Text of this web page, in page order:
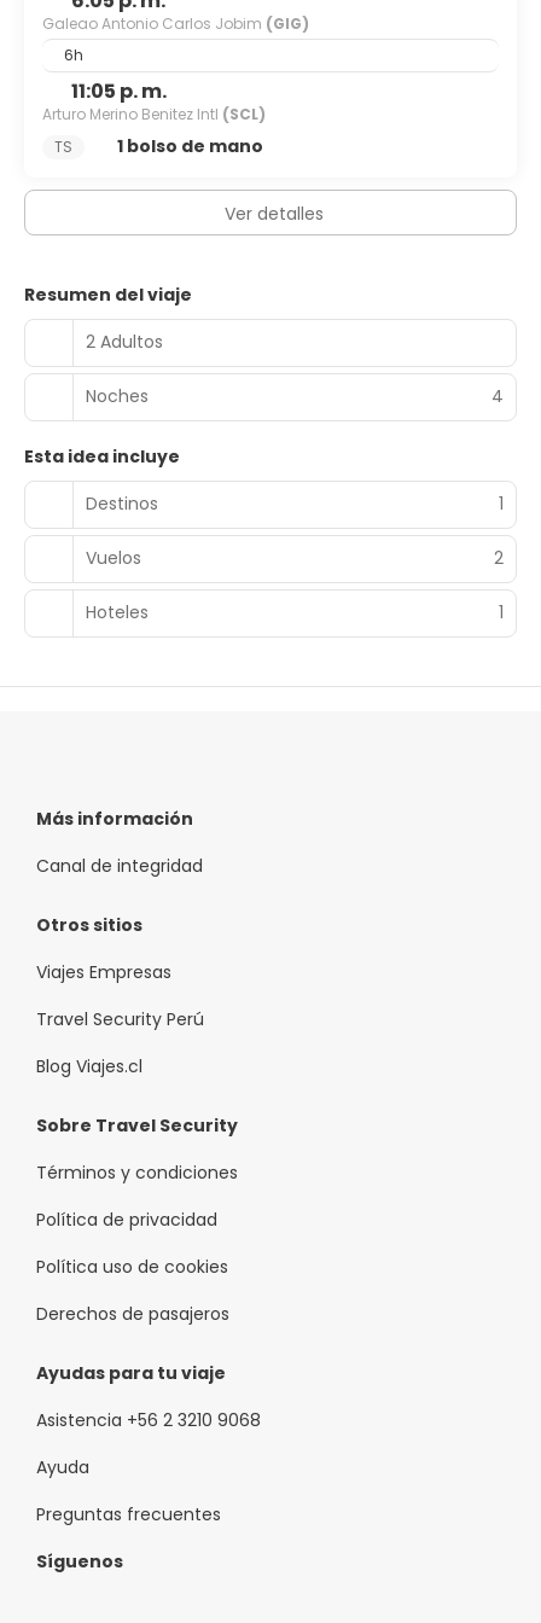
Galeao Antonio Carlos Jobim (GIG)
6h
11:05 p. m.
Arturo Merino Benitez Intl (SCL)
TS
1 bolso de mano
Ver detalles
Resumen del viaje
2 Adultos
Noches 4
Esta idea incluye
Destinos
1
Vuelos 2
Hoteles 1
Más información
Canal de integridad
Otros sitios
Viajes Empresas
Travel Security Perú
Blog Viajes.cl
Sobre Travel Security
Términos y condiciones
Política de privacidad
Política uso de cookies
Derechos de pasajeros
Ayudas para tu viaje
Asistencia +56 2 3210 9068
Ayuda
Preguntas frecuentes
Síguenos